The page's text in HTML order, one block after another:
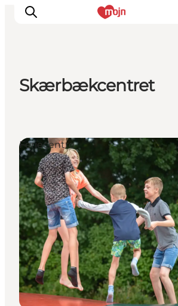
Det sker
Overnatning
Planlæg din ferie
Booking
Skærbækcentret
Feriecentre